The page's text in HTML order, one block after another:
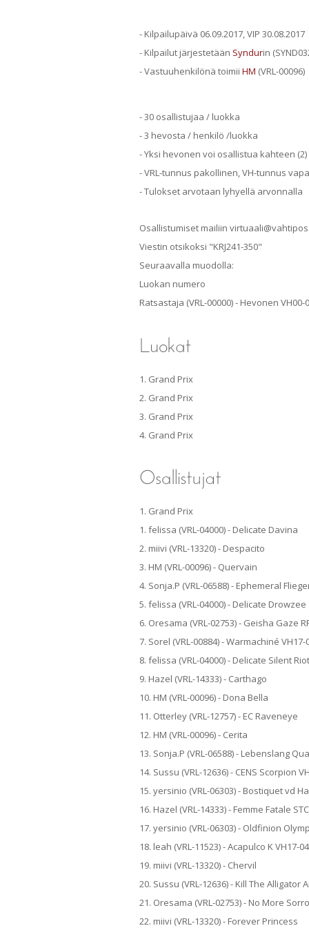
- Kilpailupäivä 06.09.2017, VIP 30.08.2017
- Kilpailut järjestetään Syndurin
- Vastuuhenkilönä toimii HM (VRL-00096)
- 30 osallistujaa / luokka
- 3 hevosta / henkilö /luokka
- Yksi hevonen voi osallistua kahteen
- VRL-tunnus pakollinen, VH-tunnus
- Tulokset arvotaan lyhyellä arvonnalla
Osallistumiset mailiin
Viestin otsikoksi "KRJ241-350"
Seuraavalla muodolla:
Luokan numero
Ratsastaja (VRL-00000) - Hevonen VH00-
1. Grand Prix
2. Grand Prix
3. Grand Prix
4. Grand Prix
1. Grand Prix
1. felissa (VRL-04000) - Delicate Davina
2. miivi (VRL-13320) - Despacito
3. HM (VRL-00096) - Quervain
4. Sonja.P (VRL-06588) - Ephemeral
5. felissa (VRL-04000) - Delicate Drowzee
6. Oresama (VRL-02753) - Geisha Gaze
7. Sorel (VRL-00884) - Warmachiné VH17-
8. felissa (VRL-04000) - Delicate Silent Riot
9. Hazel (VRL-14333) - Carthago
10. HM (VRL-00096) - Dona Bella
11. Otterley (VRL-12757) - EC Raveneye
12. HM (VRL-00096) - Cerita
13. Sonja.P (VRL-06588) - Lebenslang
14. Sussu (VRL-12636) - CENS Scorpion
15. yersinio (VRL-06303) - Bostiquet vd
16. Hazel (VRL-14333) - Femme Fatale STC
17. yersinio (VRL-06303) - Oldfinion
18. leah (VRL-11523) - Acapulco K VH17-
19. miivi (VRL-13320) - Chervil
20. Sussu (VRL-12636) - Kill The Alligator
21. Oresama (VRL-02753) - No More
22. miivi (VRL-13320) - Forever Princess